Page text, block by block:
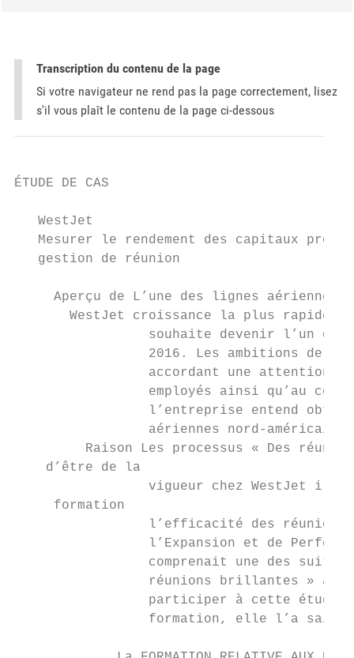
Transcription du contenu de la page
Si votre navigateur ne rend pas la page correctement, lisez
s'il vous plaît le contenu de la page ci-dessous
ÉTUDE DE CAS
   WestJet
Mesurer le rendement des capitaux
   gestion de réunion
Aperçu de L’une des lignes aériennes
WestJet croissance la plus rapide
souhaite devenir l’un
2016. Les ambitions de
accordant une attention
employés ainsi qu’au
l’entreprise entend
aériennes nord-
Raison Les processus « Des
    d’être de la
vigueur chez WestJet il
     formation
l’efficacité des
l’Expansion et de
comprenait une des
réunions brillantes » a
participer à cette
formation, elle l’a